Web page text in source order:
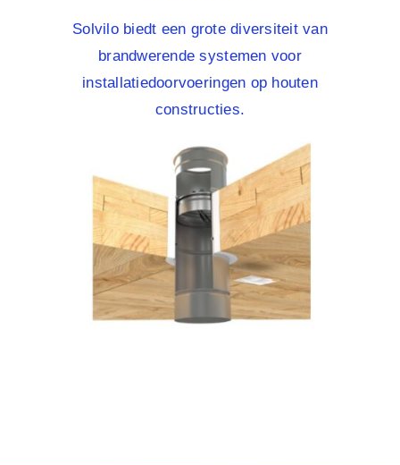
Solvilo biedt een grote diversiteit van
brandwerende systemen voor
installatiedoorvoeringen op houten
constructies.